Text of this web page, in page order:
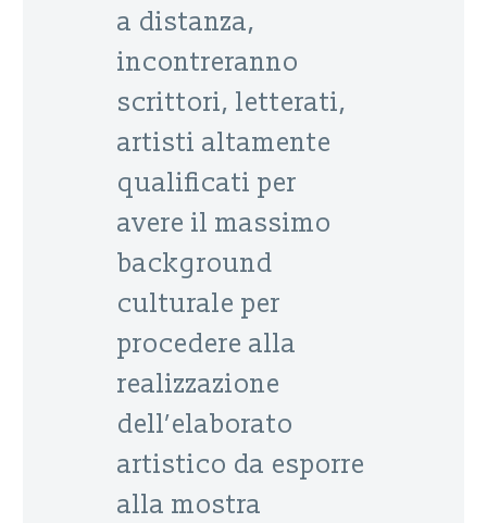
a distanza,
incontreranno
scrittori, letterati,
artisti altamente
qualificati per
avere il massimo
background
culturale per
procedere alla
realizzazione
dell’elaborato
artistico da esporre
alla mostra